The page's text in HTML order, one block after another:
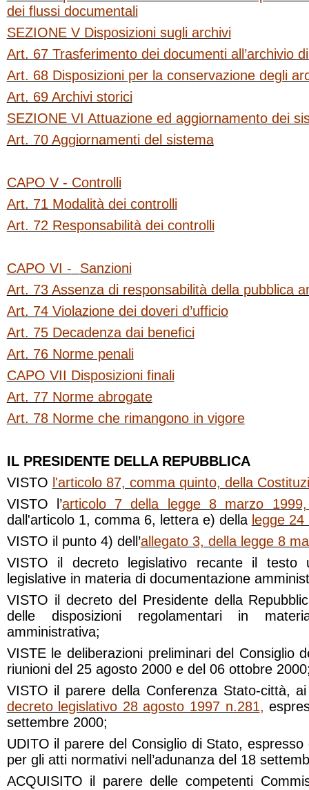
dei flussi documentali
SEZIONE V Disposizioni sugli archivi
Art. 67 Trasferimento dei documenti all’archivio
Art. 68 Disposizioni per la conservazione degli
Art. 69 Archivi storici
SEZIONE VI Attuazione ed aggiornamento dei
Art. 70 Aggiornamenti del sistema
CAPO V - Controlli
Art. 71 Modalità dei controlli
Art. 72 Responsabilità dei controlli
CAPO VI -
Sanzioni
Art. 73 Assenza di responsabilità della pubblica
Art. 74 Violazione dei doveri d’ufficio
Art. 75 Decadenza dai benefici
Art. 76 Norme penali
CAPO VII Disposizioni finali
Art. 77 Norme abrogate
Art. 78 Norme che rimangono in vigore
IL PRESIDENTE DELLA REPUBBLICA
VISTO l'articolo 87, comma quinto, della
VISTO l’articolo 7 della legge 8 marzo
dall'articolo 1, comma 6, lettera e) della legge
VISTO il punto 4) dell’allegato 3, della legge 8
VISTO il decreto legislativo recante il testo
legislative in materia di documentazione
VISTO il decreto del Presidente della
delle disposizioni regolamentari in
amministrativa;
VISTE le deliberazioni preliminari del Consiglio
riunioni del 25 agosto 2000 e del 06 ottobre
VISTO il parere della Conferenza Stato-città, ai
decreto legislativo 28 agosto 1997 n.281,
settembre 2000;
UDITO il parere del Consiglio di Stato, espresso
per gli atti normativi nell’adunanza del 18
ACQUISITO il parere delle competenti